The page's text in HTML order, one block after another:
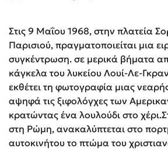
Στις 9 Μαΐου 1968, στην πλατεία
Παρισιού, πραγματοποιείται μια
συγκέντρωση. σε μερικά βήματα
κάγκελα του λυκείου Λουί-Λε-
εκθέτει τη φωτογραφία μιας
αψηφά τις ξιφολόγχες των
κρατώντας ένα λουλούδι στο
στη Ρώμη, ανακαλύπτεται στο
αυτοκινήτου το πτώμα του